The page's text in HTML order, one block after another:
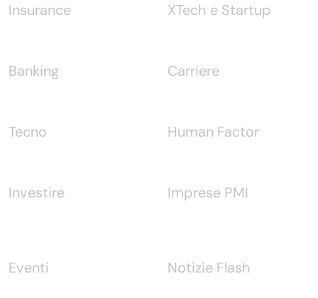
Insurance
Banking
Tecno
Investire
XTech e Startup
Carriere
Human Factor
Imprese PMI
Eventi Notizie Flash